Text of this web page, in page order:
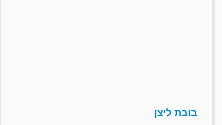
בובת ליצן